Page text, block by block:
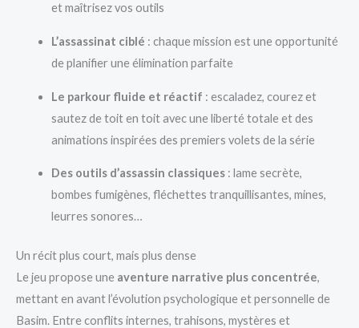
et maîtrisez vos outils
L’assassinat ciblé : chaque mission est une opportunité
de planifier une élimination parfaite
Le parkour fluide et réactif : escaladez, courez et
sautez de toit en toit avec une liberté totale et des
animations inspirées des premiers volets de la série
Des outils d’assassin classiques: lame secrète,
bombes fumigènes, fléchettes tranquillisantes, mines,
leurres sonores…
Un récit plus court, mais plus dense
Le jeu propose une aventure narrative plus concentrée,
mettant en avant l’évolution psychologique et personnelle de
Basim. Entre conflits internes, trahisons, mystères et